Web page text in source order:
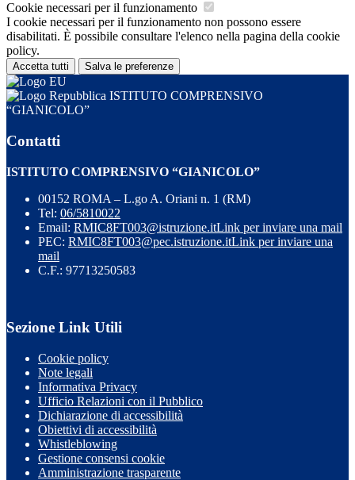
Cookie necessari per il funzionamento
I cookie necessari per il funzionamento non possono essere
disabilitati. È possibile consultare l'elenco nella pagina della cookie
policy.
Accetta tutti Salva le preferenze
ISTITUTO COMPRENSIVO
“GIANICOLO”
Contatti
ISTITUTO COMPRENSIVO “GIANICOLO”
00152 ROMA – L.go A. Oriani n. 1 (RM)
Tel: 06/5810022
Email: RMIC8FT003@istruzione.itLink per inviare una mail
PEC: RMIC8FT003@pec.istruzione.itLink per inviare una
mail
C.F.: 97713250583
Sezione Link Utili
Cookie policy
Note legali
Informativa Privacy
Ufficio Relazioni con il Pubblico
Dichiarazione di accessibilità
Obiettivi di accessibilità
Whistleblowing
Gestione consensi cookie
Amministrazione trasparente